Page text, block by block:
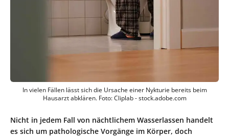
In vielen Fällen lässt sich die Ursache einer Nykturie bereits beim
Hausarzt abklären. Foto: Cliplab - stock.adobe.com
Nicht in jedem Fall von nächtlichem Wasserlassen handelt
es sich um pathologische Vorgänge im Körper, doch